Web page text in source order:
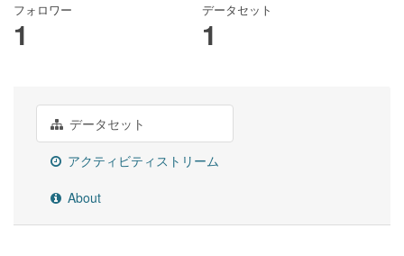
フォロワー
1
データセット
1
データセット
アクティビティストリーム
About